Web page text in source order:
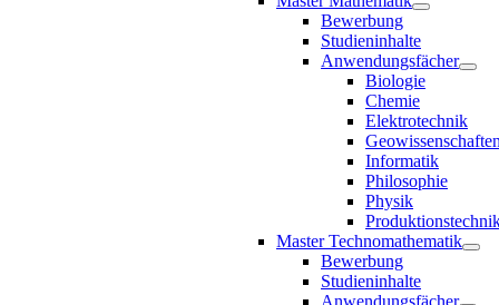
Bewerbung
Studieninhalte
Anwendungsfächer
Biologie
Chemie
Elektrotechnik
Informatik
Philosophie
Physik
Master Technomathematik
Bewerbung
Studieninhalte
Anwendungsfächer